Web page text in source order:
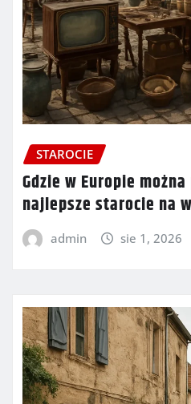
STAROCIE
Gdzie w Europie
najlepsze starocie na
admin sie 1, 2026